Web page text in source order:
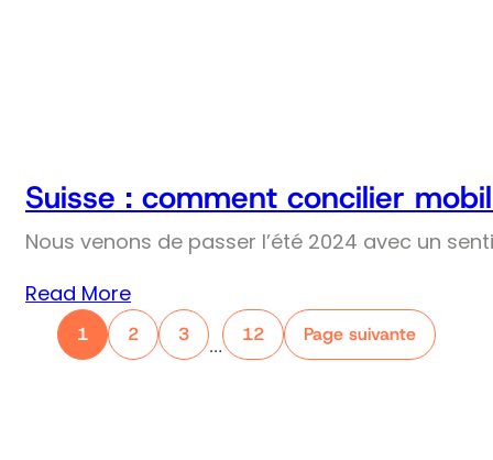
Suisse : comment concilier
Nous venons de passer l’été 2024 avec un
Read More
1 2 3
…
12 Page suivante